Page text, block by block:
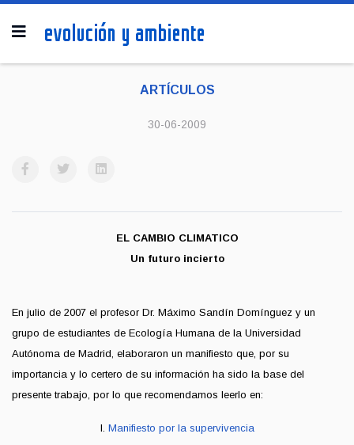
ARTÍCULOS
30-06-2009
EL CAMBIO CLIMATICO
Un futuro incierto
En julio de 2007 el profesor Dr. Máximo Sandín Domínguez y un
grupo de estudiantes de Ecología Humana de la Universidad
Autónoma de Madrid, elaboraron un manifiesto que, por su
importancia y lo certero de su información ha sido la base del
presente trabajo, por lo que recomendamos leerlo en:
I. Manifiesto por la supervivencia